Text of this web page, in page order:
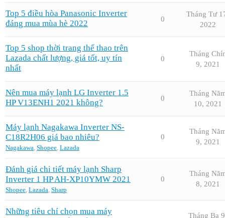
Top 5 điều hòa Panasonic Inverter
đáng mua mùa hè 2022
0
Tháng Tư
2022
Top 5 shop thời trang thể thao trên
Lazada chất lượng, giá tốt, uy tín
nhất
0
Tháng
9, 2021
Nên mua máy lạnh LG Inverter 1.5
HP V13ENH1 2021 không?
0
Tháng
10, 2021
Máy lạnh Nagakawa Inverter NS-
C18R2H06 giá bao nhiêu?
Nagakawa, Shopee, Lazada
0
Tháng
9, 2021
Đánh giá chi tiết máy lạnh Sharp
Inverter 1 HP AH-XP10YMW 2021
Shopee, Lazada, Sharp
0
Tháng
8, 2021
Những tiêu chí chọn mua máy
Tháng Ba